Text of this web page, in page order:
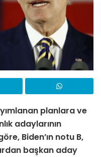
planlara ve
adaylarının
Biden’ın notu B,
başkan aday